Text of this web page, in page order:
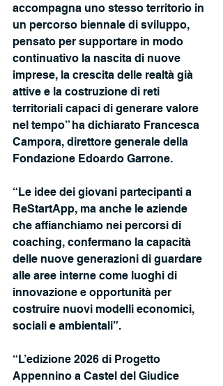
accompagna uno stesso territorio in
un percorso biennale di sviluppo,
pensato per supportare in modo
continuativo la nascita di nuove
imprese, la crescita delle realtà già
attive e la costruzione di reti
territoriali capaci di generare valore
nel tempo” ha dichiarato Francesca
Campora, direttore generale della
Fondazione Edoardo Garrone.
“Le idee dei giovani partecipanti a
ReStartApp, ma anche le aziende
che affianchiamo nei percorsi di
coaching, confermano la capacità
delle nuove generazioni di guardare
alle aree interne come luoghi di
innovazione e opportunità per
costruire nuovi modelli economici,
sociali e ambientali”.
“L’edizione 2026 di Progetto
Appennino a Castel del Giudice